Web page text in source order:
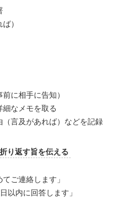
）
に相手に告知）
なメモを取る
言及があれば）などを記録
り返す旨を伝える
ご連絡します」
以内に回答します」